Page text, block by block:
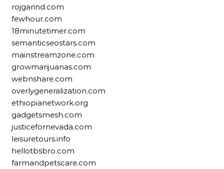
rojgarind.com
fewhour.com
18minutetimer.com
semanticseostars.com
mainstreamzone.com
growmarijuanas.com
webnshare.com
overlygeneralization.com
ethiopianetwork.org
gadgetsmesh.com
justicefornevada.com
leisuretours.info
hellotbsbro.com
farmandpetscare.com